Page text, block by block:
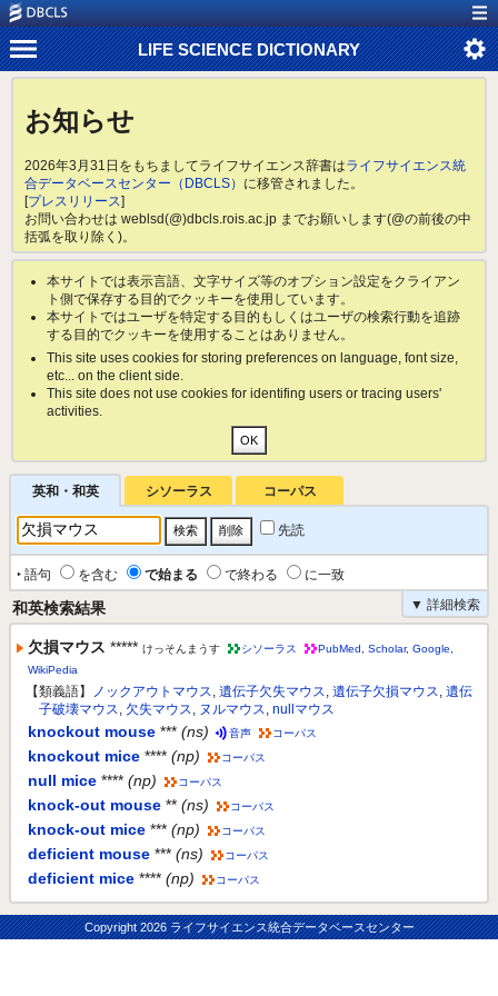
LIFE SCIENCE DICTIONARY
お知らせ
2026年3月31日をもちましてライフサイエンス辞書はライフサイエンス統
合データベースセンター（DBCLS） に移管されました。
[プレスリリース]
お問い合わせは weblsd(@)dbcls.rois.ac.jp までお願いします(@の前後の中
括弧を取り除く)。
本サイトでは表示言語、文字サイズ等のオプション設定をクライアン
ト側で保存する目的でクッキーを使用しています。
本サイトではユーザを特定する目的もしくはユーザの検索行動を追跡
する目的でクッキーを使用することはありません。
This site uses cookies for storing preferences on language, font size,
etc... on the client side.
This site does not use cookies for identifing users or tracing users'
activities.
英和・和英 シソーラス コーパス
先読
‣ 語句 を含む で始まる で終わる
に一致
▼ 詳細検索
和英検索結果
欠損マウス ***** けっそんまうす シソーラス PubMed Scholar, Google
WikiPedia
【類義語】 ノックアウトマウス, 遺伝子欠失マウス, 遺伝子欠損マウス, 遺伝
子破壊マウス, 欠失マウス, ヌルマウス, nullマウス
knockout mouse *** (ns) 音声 コーパス
knockout mice **** (np) コーパス
null mice **** (np) コーパス
knock-out mouse ** (ns) コーパス
knock-out mice *** (np) コーパス
deficient mouse *** (ns) コーパス
deficient mice **** (np) コーパス
Copyright2026 ライフサイエンス統合データベースセンター